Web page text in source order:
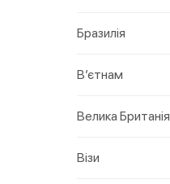
Бразилія
В’єтнам
Велика Британія
Візи